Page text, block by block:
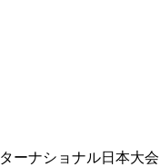
ーナショナル日本大